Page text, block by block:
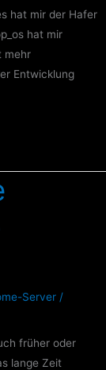
hat mir der Hafer
hat mir
mehr
Entwicklung
Server /
früher oder
lange Zeit